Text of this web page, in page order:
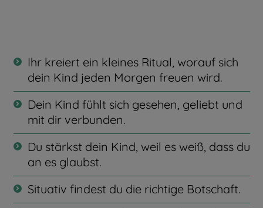
Ihr kreiert ein kleines Ritual, worauf sich
dein Kind jeden Morgen freuen wird.
Dein Kind fühlt sich gesehen, geliebt und
mit dir verbunden.
Du stärkst dein Kind, weil es weiß, dass du
an es glaubst.
Situativ findest du die richtige Botschaft.